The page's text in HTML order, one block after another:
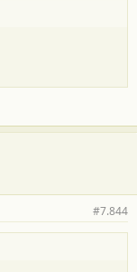
#7.844